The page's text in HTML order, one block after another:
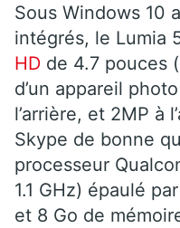
Sous Windows 10
intégrés, le Lumia
HD de 4.7 pouces
d’un appareil
l’arrière, et 2MP à
Skype de bonne
processeur
1.1 GHz) épaulé
et 8 Go de